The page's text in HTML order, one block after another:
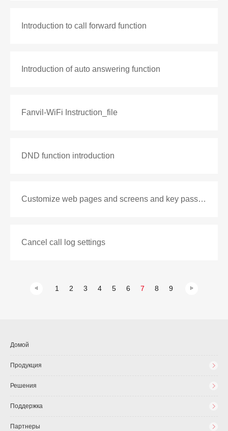
Introduction to call forward function
Introduction of auto answering function
Fanvil-WiFi Instruction_file
DND function introduction
Customize web pages and screens and key passwords
Cancel call log settings
1 2 3 4 5 6 7 8 9
Домой
Продукция
Решения
Поддержка
Партнеры